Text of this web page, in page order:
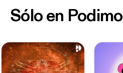
Sólo en Podimo